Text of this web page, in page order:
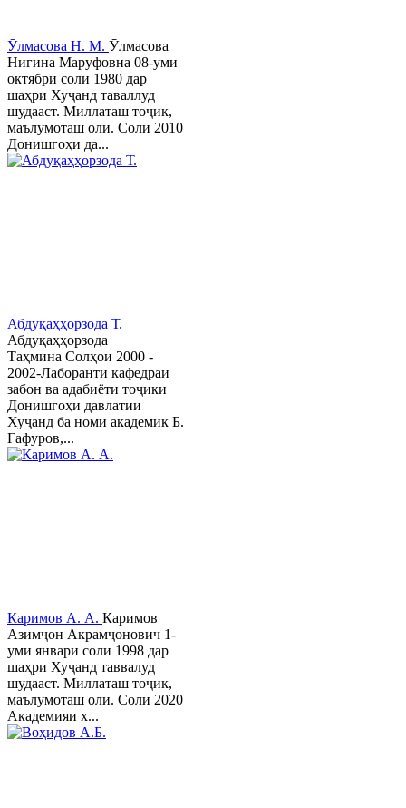
Ӯлмасова Н. М. Ӯлмасова
Нигина Маруфовна 08-уми
октябри соли 1980 дар
шаҳри Хуҷанд таваллуд
шудааст. Миллаташ тоҷик,
маълумоташ олӣ. Соли 2010
Донишгоҳи да...
Абдуқаҳҳорзода Т.
Абдуқаҳҳорзода
Таҳмина Солҳои 2000 -
2002-Лаборанти кафедраи
забон ва адабиёти тоҷики
Донишгоҳи давлатии
Хуҷанд ба номи академик Б.
Ғафуров,...
Каримов А. А. Каримов
Азимҷон Акрамҷонович 1-
уми январи соли 1998 дар
шаҳри Хуҷанд таввалуд
шудааст. Миллаташ тоҷик,
маълумоташ олӣ. Соли 2020
Академияи х...